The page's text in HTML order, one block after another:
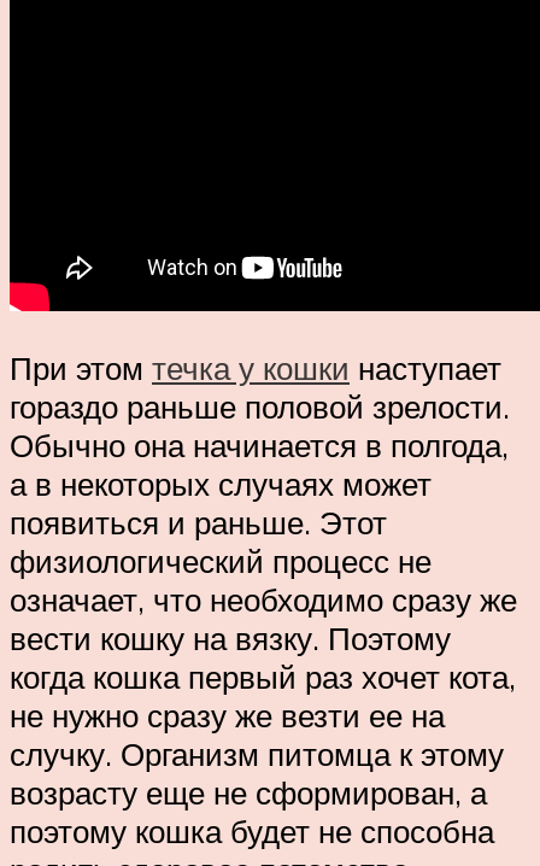
При этом течка у кошки наступает
гораздо раньше половой зрелости.
Обычно она начинается в полгода,
а в некоторых случаях может
появиться и раньше. Этот
физиологический процесс не
означает, что необходимо сразу же
вести кошку на вязку. Поэтому
когда кошка первый раз хочет кота,
не нужно сразу же везти ее на
случку. Организм питомца к этому
возрасту еще не сформирован, а
поэтому кошка будет не способна